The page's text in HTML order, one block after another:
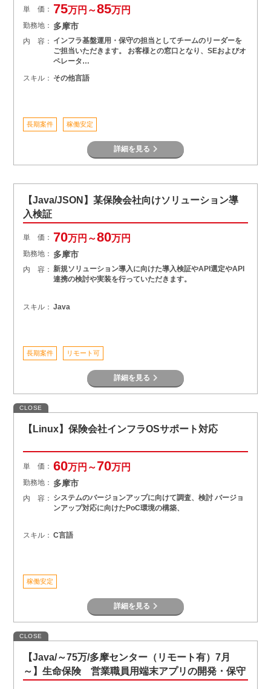
単 価： 75万円～85万円
勤務地： 多摩市
内 容： インフラ基盤運用・保守の担当としてチームのリーダーを
ご担当いただきます。 お客様との窓口となり、SEおよびオ
ペレータ…
スキル： その他言語
長期案件 稼働安定
詳細を見る
【Java/JSON】某保険会社向けソリューション導
入検証
単 価： 70万円～80万円
勤務地： 多摩市
内 容： 新規ソリューション導入に向けた導入検証やAPI選定やAPI
連携の検討や実装を行っていただきます。
スキル： Java
長期案件 リモート可
詳細を見る
CLOSE
【Linux】保険会社インフラOSサポート対応
単 価： 60万円～70万円
勤務地： 多摩市
内 容： システムのバージョンアップに向けて調査、検討 バージョ
ンアップ対応に向けたPoC環境の構築、
スキル： C言語
稼働安定
詳細を見る
CLOSE
【Java/～75万/多摩センター（リモート有）7月
～】生命保険 営業職員用端末アプリの開発・保守